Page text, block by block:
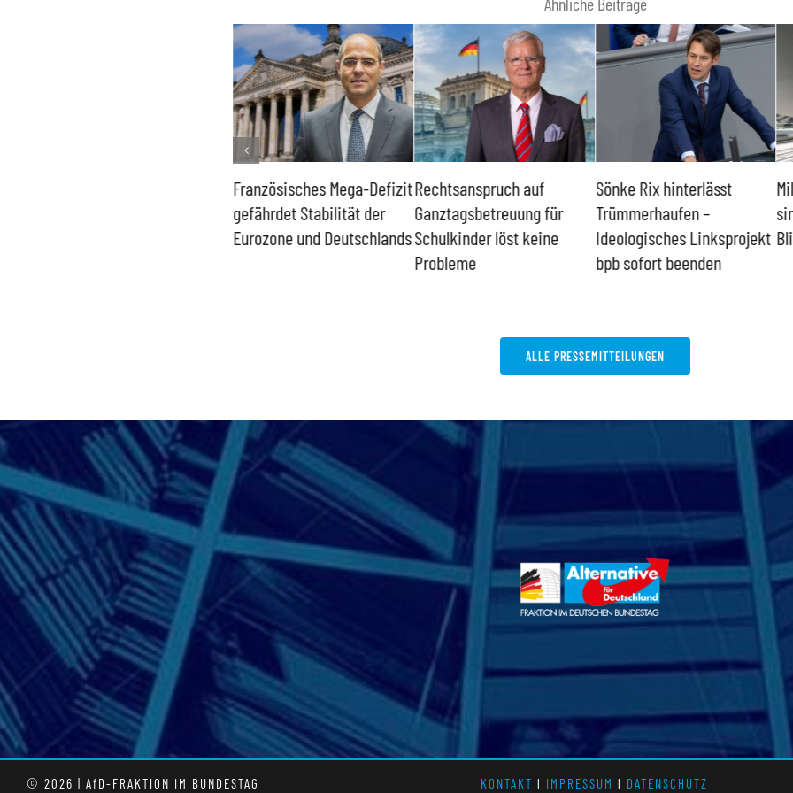
Französisches Mega-Defizit
gefährdet Stabilität der
Eurozone und Deutschlands
Rechtsanspruch auf
Ganztagsbetreuung für
Schulkinder löst keine
Probleme
Sönke Rix hinterlässt
Trümmerhaufen –
Ideologisches Linksprojekt
bpb sofort beenden
ALLE PRESSEMITTEILUNGEN
© 2026 | AfD-FRAKTION IM BUNDESTAG KONTAKT l IMPRESSUM l DATENSCHUTZ